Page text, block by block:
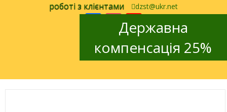
роботі з клієнтами
dzst@ukr.net
Facebook
Instagram
YouTube
Channel
ru
Державна
компенсація 25%